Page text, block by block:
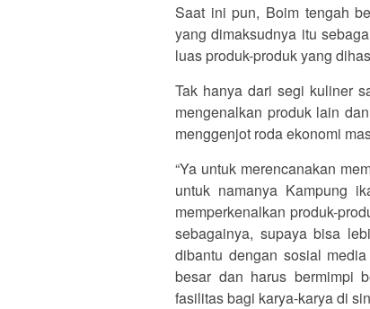
Saat ini pun, Boim tengah
yang dimaksudnya itu
luas produk-produk yang
Tak hanya dari segi kuliner
mengenalkan produk lain
menggenjot roda ekonomi
“Ya untuk merencanakan
untuk namanya Kampung
memperkenalkan produk-
sebagainya, supaya bisa
dibantu dengan sosial
besar dan harus bermimpi
fasilitas bagi karya-karya di